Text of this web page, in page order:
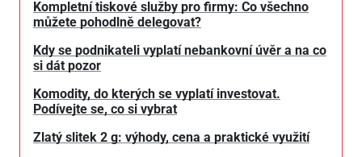
Kompletní tiskové služby pro firmy: Co všechno
můžete pohodlně delegovat?
Kdy se podnikateli vyplatí nebankovní úvěr a na co
si dát pozor
Komodity, do kterých se vyplatí investovat.
Podívejte se, co si vybrat
Zlatý slitek 2 g: výhody, cena a praktické využití